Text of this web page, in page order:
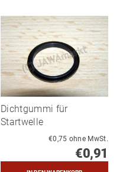
Dichtgummi für
Startwelle
€0,75 ohne MwSt.
€0,91